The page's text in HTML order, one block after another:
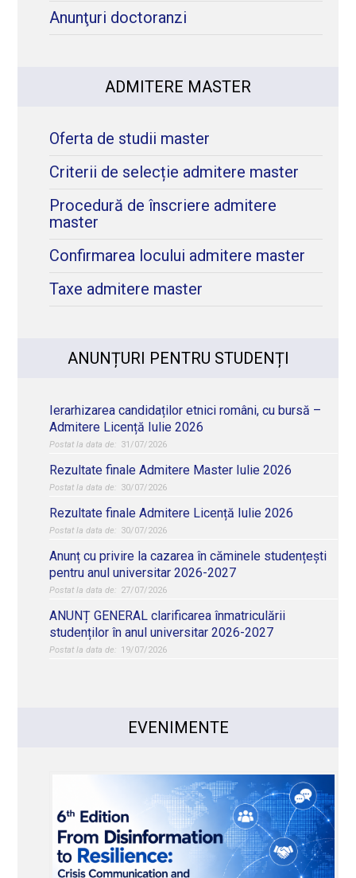
Anunţuri doctoranzi
ADMITERE MASTER
Oferta de studii master
Criterii de selecție admitere master
Procedură de înscriere admitere
master
Confirmarea locului admitere master
Taxe admitere master
ANUNȚURI PENTRU STUDENȚI
Ierarhizarea candidaților etnici români, cu bursă –
Admitere Licență Iulie 2026
31/07/2026
Rezultate finale Admitere Master Iulie 2026
30/07/2026
Rezultate finale Admitere Licență Iulie 2026
30/07/2026
Anunț cu privire la cazarea în căminele studențești
pentru anul universitar 2026-2027
27/07/2026
ANUNȚ GENERAL clarificarea înmatriculării
studenților în anul universitar 2026-2027
19/07/2026
EVENIMENTE